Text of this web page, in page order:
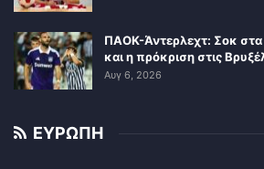
ΠΑΟΚ-Άντερλεχτ: Σοκ στα
και η πρόκριση στις
Αυγ 6, 2026
ΕΥΡΩΠΗ